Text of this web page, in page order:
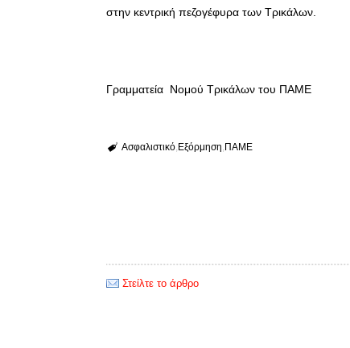
στην κεντρική πεζογέφυρα των Τρικάλων.
Γραμματεία Νομού Τρικάλων του ΠΑΜΕ
Ασφαλιστικό Εξόρμηση ΠΑΜΕ
Στείλτε το άρθρο